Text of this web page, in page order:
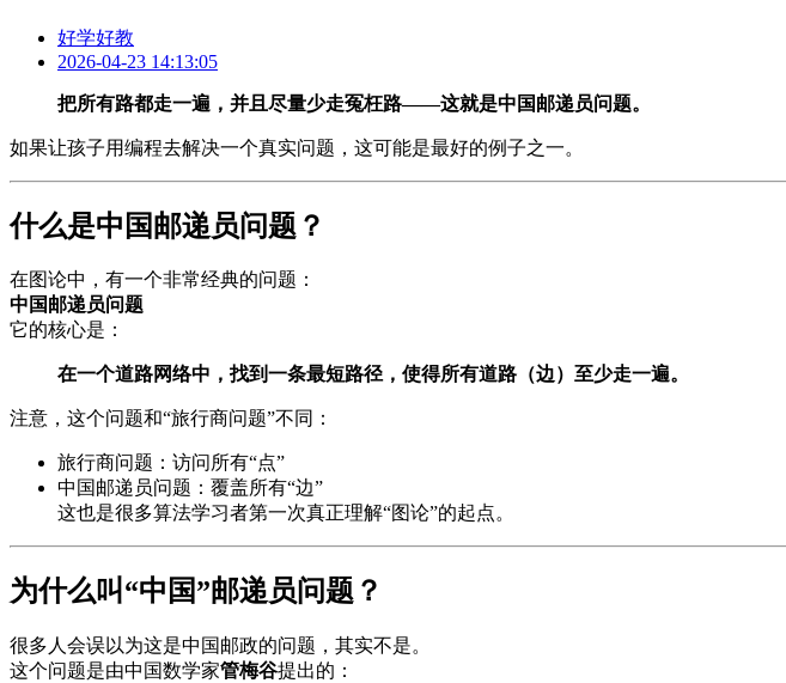
好学好教
2026-04-23 14:13:05
把所有路都走一遍，并且尽量少走冤枉路——这就是中国邮递员问题。
如果让孩子用编程去解决一个真实问题，这可能是最好的例子之一。
什么是中国邮递员问题？
在图论中，有一个非常经典的问题：
中国邮递员问题
它的核心是：
在一个道路网络中，找到一条最短路径，使得所有道路（边）至少走一遍。
注意，这个问题和“旅行商问题”不同：
旅行商问题：访问所有“点”
中国邮递员问题：覆盖所有“边”
这也是很多算法学习者第一次真正理解“图论”的起点。
为什么叫“中国”邮递员问题？
很多人会误以为这是中国邮政的问题，其实不是。
这个问题是由中国数学家管梅谷提出的：